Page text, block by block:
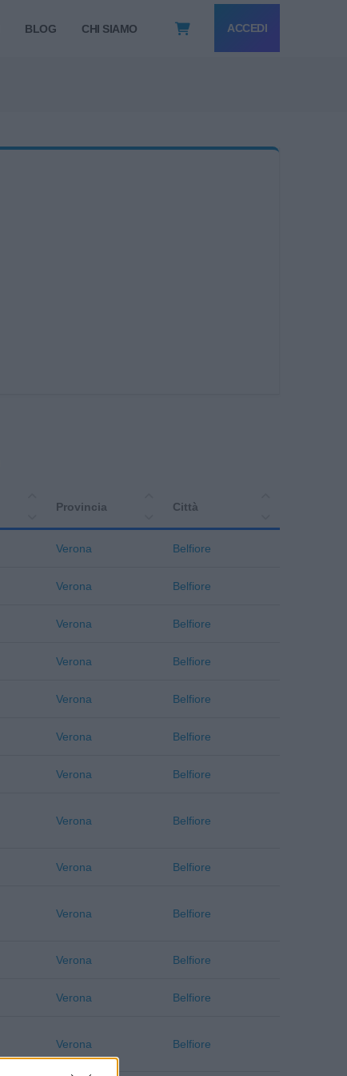
BLOG CHI SIAMO ACCEDI
Provincia Città
Verona Belfiore
Verona Belfiore
Verona Belfiore
Verona Belfiore
Verona Belfiore
Verona Belfiore
Verona Belfiore
Verona Belfiore
Verona Belfiore
Verona Belfiore
Verona Belfiore
Verona Belfiore
Verona Belfiore